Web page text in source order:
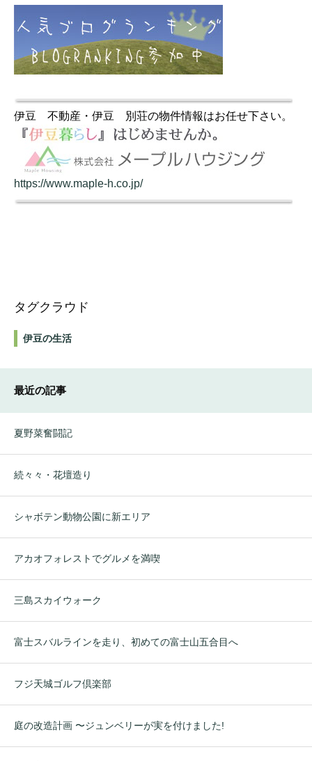
伊豆 不動産・伊豆 別荘の物件情報はお任せ下さい。
https://www.maple-h.co.jp/
タグクラウド
伊豆の生活
最近の記事
夏野菜奮闘記
続々々・花壇造り
シャボテン動物公園に新エリア
アカオフォレストでグルメを満喫
三島スカイウォーク
富士スバルラインを走り、初めての富士山五合目へ
フジ天城ゴルフ倶楽部
庭の改造計画 〜ジュンベリーが実を付けました!